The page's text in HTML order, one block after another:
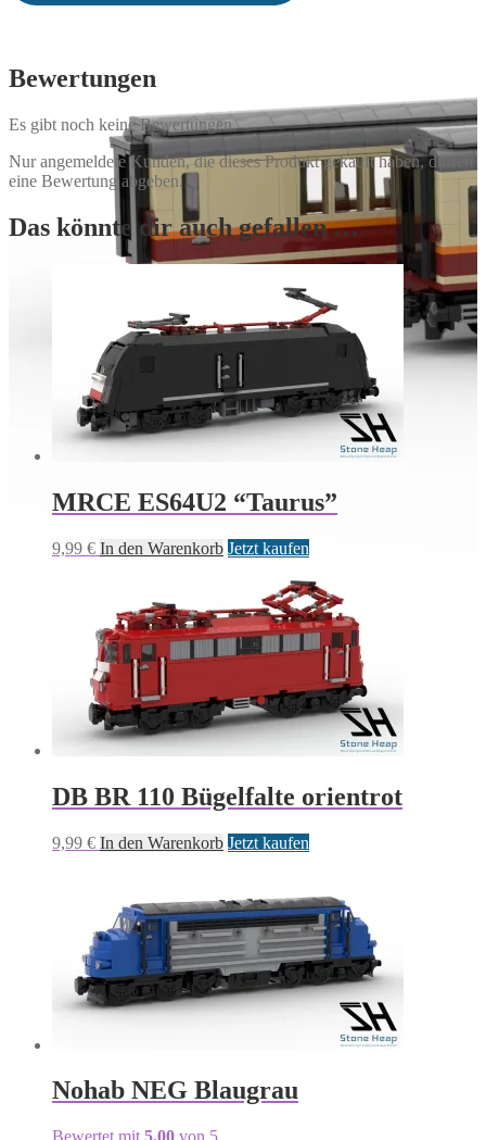
Bewertungen
Es gibt noch keine Bewertungen.
Nur angemeldete Kunden, die dieses Produkt gekauft haben, dürfen
eine Bewertung abgeben.
Das könnte dir auch gefallen …
MRCE ES64U2 “Taurus”
9,99 € In den Warenkorb Jetzt kaufen
DB BR 110 Bügelfalte orientrot
9,99 € In den Warenkorb Jetzt kaufen
Nohab NEG Blaugrau